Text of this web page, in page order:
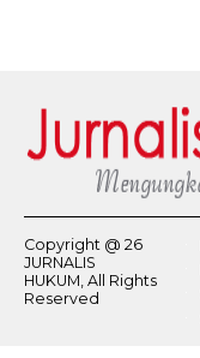
Copyright @ 26
JURNALIS
HUKUM, All Rights
Reserved